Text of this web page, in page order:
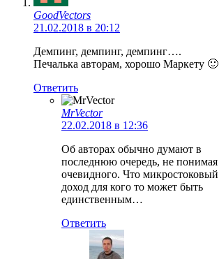
GoodVectors
21.02.2018 в 20:12
Демпинг, демпинг, демпинг….
Печалька авторам, хорошо Маркету 🙂
Ответить
MrVector
22.02.2018 в 12:36
Об авторах обычно думают в
последнюю очередь, не понимая
очевидного. Что микростоковый
доход для кого то может быть
единственным…
Ответить